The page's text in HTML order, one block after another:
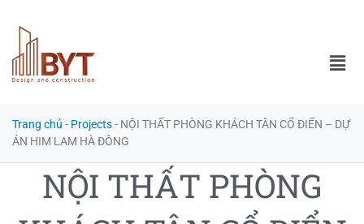
Trang chủ - Projects- NỘI THẤT PHÒNG KHÁCH TÂN CỔ ĐIỂN – DỰ
ÁN HIM LAM HÀ ĐÔNG
NỘI THẤT PHÒNG